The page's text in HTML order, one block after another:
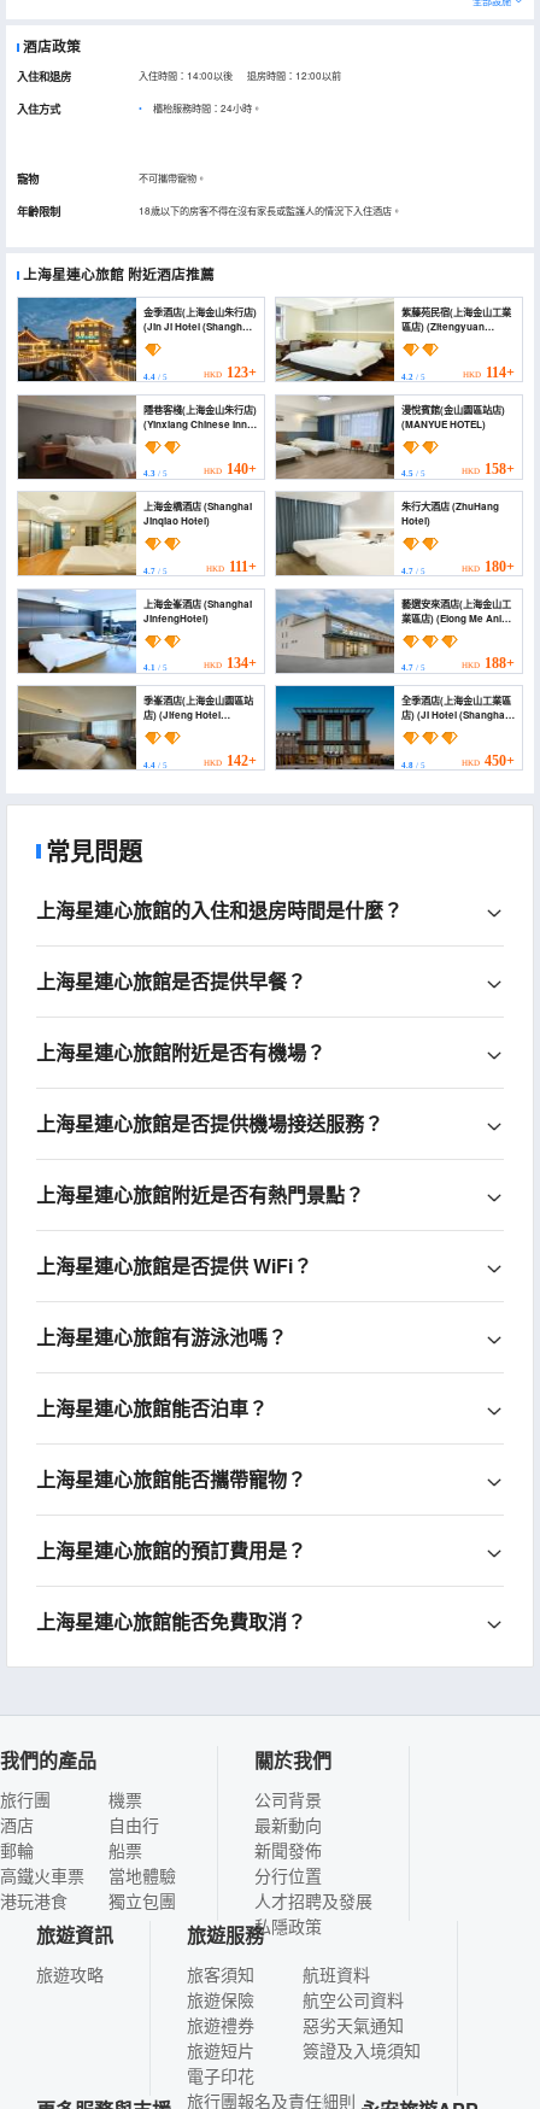
酒店政策
入住和退房 入住時間：14:00以後 退房時間：12:00以前
入住方式 櫃枱服務時間：24小時。
寵物 不可攜帶寵物。
年齡限制 18歲以下的房客不得在沒有家長或監護人的情況下入住酒店。
上海星連心旅館 附近酒店推薦
金季酒店(上海金山朱行店)
(Jin Ji Hotel (Shanghai
Jinshan Zhuxing
Branch))
4.4 / 5 HKD 123+
紫藤苑民宿(上海金山工業
區店) (Zitengyuan
Homestay (Shanghai
Jinshan Industrial
4.2/ 5 HKD 114+
隱巷客棧(上海金山朱行店)
(Yinxiang Chinese Inn
(Shanghai Jinshan
Zhuhang))
4.3 / 5 HKD 140+
漫悅賓館(金山園區站店)
(MANYUE HOTEL)
4.5/ 5 HKD 158+
上海金橋酒店 (Shanghai
Jinqiao Hotel)
4.7 / 5 HKD 111+
朱行大酒店 (ZhuHang
Hotel)
4.7/ 5 HKD 180+
上海金峯酒店 (Shanghai
JinfengHotel)
4.1 / 5 HKD 134+
藝選安來酒店(上海金山工
業區店) (Elong Me Anlai
Hotel (Shanghai
Jinshan Industrial
Zone))
4.7/ 5 HKD 188+
季峯酒店(上海金山園區站
店) (Jifeng Hotel
(Shanghai Jinshan Park
Station))
4.4 / 5 HKD 142+
全季酒店(上海金山工業區
店) (JI Hotel (Shanghai
Jinshan Industrial
Zone))
4.8/ 5 HKD 450+
常見問題
上海星連心旅館的入住和退房時間是什麼？
上海星連心旅館是否提供早餐？
上海星連心旅館附近是否有機場？
上海星連心旅館是否提供機場接送服務？
上海星連心旅館附近是否有熱門景點？
上海星連心旅館是否提供 WiFi？
上海星連心旅館有游泳池嗎？
上海星連心旅館能否泊車？
上海星連心旅館能否攜帶寵物？
上海星連心旅館的預訂費用是？
上海星連心旅館能否免費取消？
我們的產品
旅行團
酒店
郵輪
高鐵火車票
港玩港食
機票
自由行
船票
當地體驗
獨立包團
關於我們
公司背景
最新動向
新聞發佈
分行位置
人才招聘及發展
私隱政策
旅遊資訊
旅遊攻略
旅遊服務
旅客須知
旅遊保險
旅遊禮券
旅遊短片
電子印花
航班資料
航空公司資料
惡劣天氣通知
簽證及入境須知
旅行團報名及責任細則